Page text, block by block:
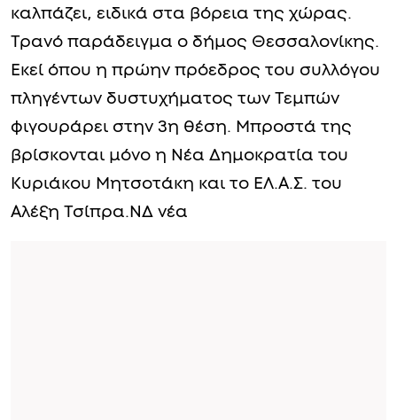
καλπάζει, ειδικά στα βόρεια της χώρας.
Τρανό παράδειγμα ο δήμος Θεσσαλονίκης.
Εκεί όπου η πρώην πρόεδρος του συλλόγου
πληγέντων δυστυχήματος των Τεμπών
φιγουράρει στην 3η θέση. Μπροστά της
βρίσκονται μόνο η Νέα Δημοκρατία του
Κυριάκου Μητσοτάκη και το ΕΛ.Α.Σ. του
Αλέξη Τσίπρα.ΝΔ νέα